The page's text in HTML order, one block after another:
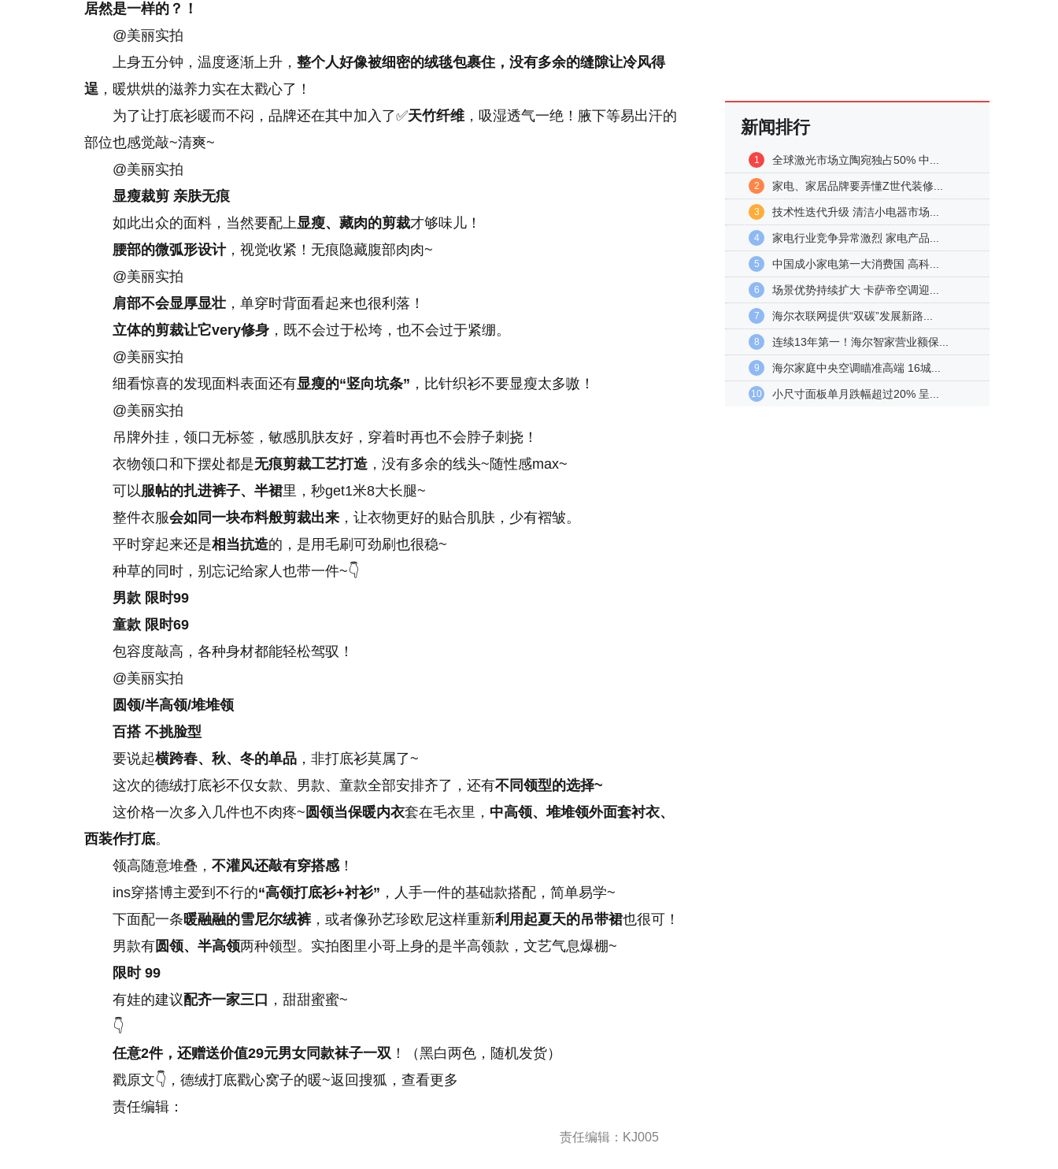
居然是一样的？！
@美丽实拍
上身五分钟，温度逐渐上升， 整个人好像被细密的绒毯包裹住，没有多余的缝隙让冷风得
逞 ，暖烘烘的滋养力实在太戳心了！
为了让打底衫暖而不闷，品牌还在其中加入了✅天竹纤维 ，吸湿透气一绝！腋下等易出汗的
部位也感觉敲~清爽~
@美丽实拍
显瘦裁剪 亲肤无痕
如此出众的面料，当然要配上显瘦、藏肉的剪裁才够味儿！
腰部的微弧形设计，视觉收紧！无痕隐藏腹部肉肉~
@美丽实拍
肩部不会显厚显壮 ，单穿时背面看起来也很利落！
立体的剪裁让它very修身 ，既不会过于松垮，也不会过于紧绷。
@美丽实拍
细看惊喜的发现面料表面还有显瘦的“竖向坑条” ，比针织衫不要显瘦太多嗷！
@美丽实拍
吊牌外挂，领口无标签，敏感肌肤友好，穿着时再也不会脖子刺挠！
衣物领口和下摆处都是无痕剪裁工艺打造 ，没有多余的线头~随性感max~
可以服帖的扎进裤子、半裙里，秒get1米8大长腿~
整件衣服会如同一块布料般剪裁出来 ，让衣物更好的贴合肌肤，少有褶皱。
平时穿起来还是相当抗造的，是用毛刷可劲刷也很稳~
种草的同时，别忘记给家人也带一件~👇
男款 限时99
童款 限时69
包容度敲高，各种身材都能轻松驾驭！
@美丽实拍
圆领/半高领/堆堆领
百搭 不挑脸型
要说起横跨春、秋、冬的单品 ，非打底衫莫属了~
这次的德绒打底衫不仅女款、男款、童款全部安排齐了，还有不同领型的选择~
这价格一次多入几件也不肉疼~ 圆领当保暖内衣套在毛衣里， 中高领、堆堆领外面套衬衣、
西装作打底。
领高随意堆叠， 不灌风还敲有穿搭感！
ins穿搭博主爱到不行的“高领打底衫+衬衫” ，人手一件的基础款搭配，简单易学~
下面配一条暖融融的雪尼尔绒裤，或者像孙艺珍欧尼这样重新利用起夏天的吊带裙也很可！
男款有圆领、半高领两种领型。实拍图里小哥上身的是半高领款，文艺气息爆棚~
限时 99
有娃的建议配齐一家三口 ，甜甜蜜蜜~
👇
任意2件，还赠送价值29元男女同款袜子一双 ！（黑白两色，随机发货）
戳原文👇，德绒打底戳心窝子的暖~返回搜狐，查看更多
责任编辑：
责任编辑：KJ005
新闻排行
1 全球激光市场立陶宛独占50% 中...
2 家电、家居品牌要弄懂Z世代装修...
3 技术性迭代升级 清洁小电器市场...
4 家电行业竞争异常激烈 家电产品...
5 中国成小家电第一大消费国 高科...
6 场景优势持续扩大 卡萨帝空调迎...
7 海尔衣联网提供“双碳”发展新路...
8 连续13年第一！海尔智家营业额保...
9 海尔家庭中央空调瞄准高端 16城...
10 小尺寸面板单月跌幅超过20% 呈...